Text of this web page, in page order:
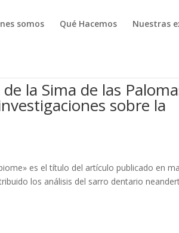
somos Qué Hacemos Nuestras
la Sima de las
sobre la
es el título del artículo publicado en
los análisis del sarro dentario